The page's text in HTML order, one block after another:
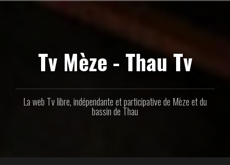
Tv Mèze - Thau Tv
La web Tv libre, indépendante et participative de Mèze et du
bassin de Thau